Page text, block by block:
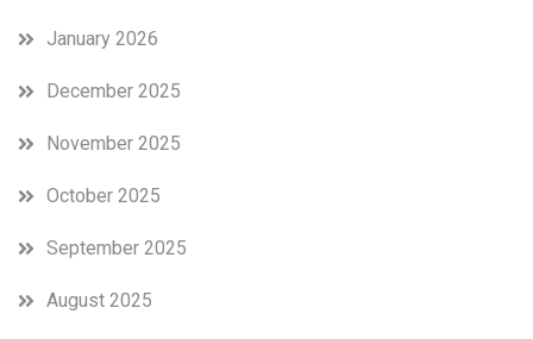
January 2026
December 2025
November 2025
October 2025
September 2025
August 2025